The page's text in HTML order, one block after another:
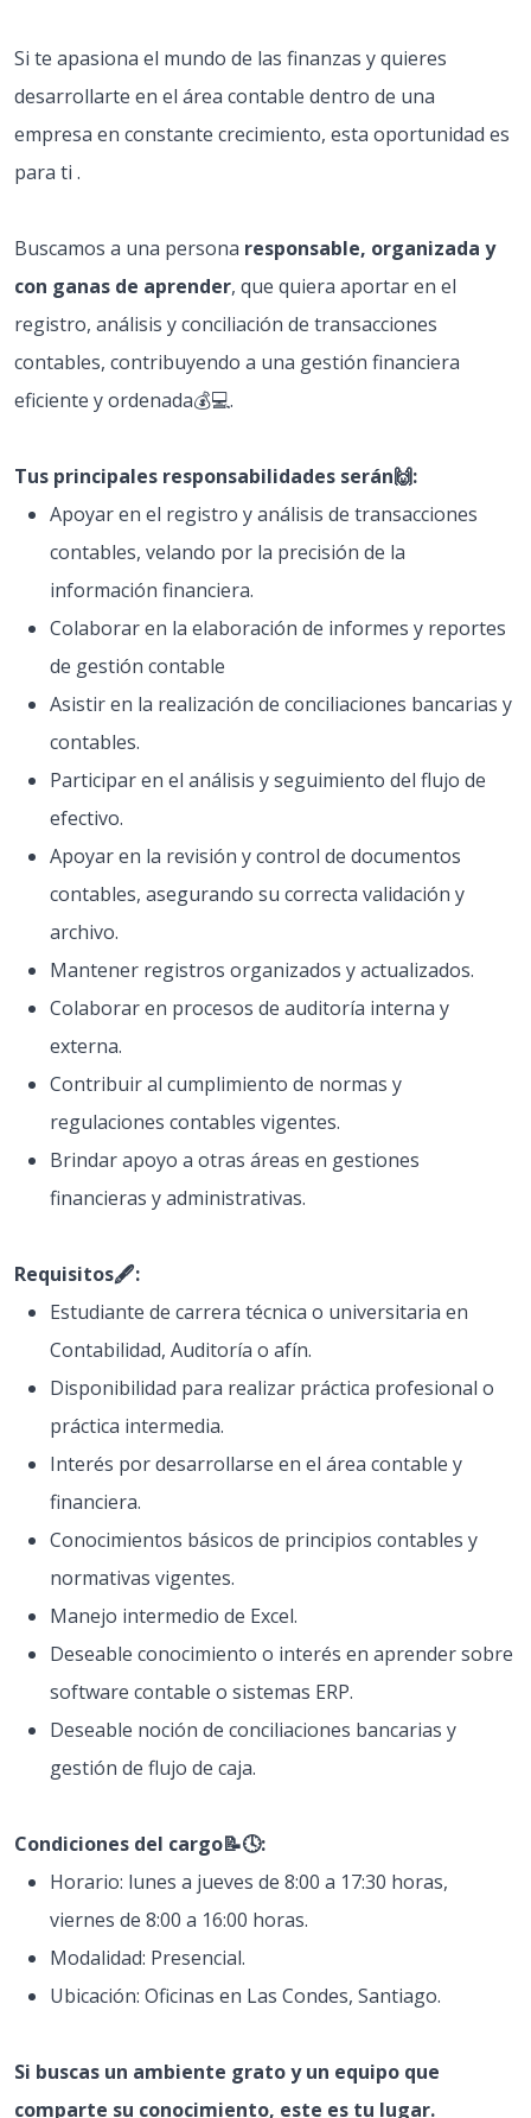
Si te apasiona el mundo de las finanzas y quieres
desarrollarte en el área contable dentro de una
empresa en constante crecimiento, esta oportunidad es
para ti .
Buscamos a una persona responsable, organizada y
con ganas de aprender, que quiera aportar en el
registro, análisis y conciliación de transacciones
contables, contribuyendo a una gestión financiera
eficiente y ordenada💰​💻​.
Tus principales responsabilidades serán🙌​:
Apoyar en el registro y análisis de transacciones
contables, velando por la precisión de la
información financiera.
Colaborar en la elaboración de informes y reportes
de gestión contable
Asistir en la realización de conciliaciones bancarias y
contables.
Participar en el análisis y seguimiento del flujo de
efectivo.
Apoyar en la revisión y control de documentos
contables, asegurando su correcta validación y
archivo.
Mantener registros organizados y actualizados.
Colaborar en procesos de auditoría interna y
externa.
Contribuir al cumplimiento de normas y
regulaciones contables vigentes.
Brindar apoyo a otras áreas en gestiones
financieras y administrativas.
Requisitos🖋️:
Estudiante de carrera técnica o universitaria en
Contabilidad, Auditoría o afín.
Disponibilidad para realizar práctica profesional o
práctica intermedia.
Interés por desarrollarse en el área contable y
financiera.
Conocimientos básicos de principios contables y
normativas vigentes.
Manejo intermedio de Excel.
Deseable conocimiento o interés en aprender sobre
software contable o sistemas ERP.
Deseable noción de conciliaciones bancarias y
gestión de flujo de caja.
Condiciones del cargo📝🕓​​:
Horario: lunes a jueves de 8:00 a 17:30 horas,
viernes de 8:00 a 16:00 horas.
Modalidad: Presencial.
Ubicación: Oficinas en Las Condes, Santiago.
Si buscas un ambiente grato y un equipo que
comparte su conocimiento, este es tu lugar.